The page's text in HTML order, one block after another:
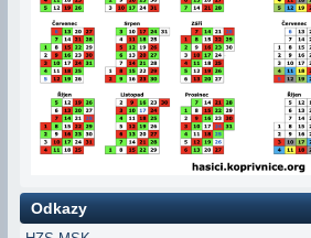
Odkazy